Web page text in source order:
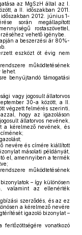
az MgSzH által az I.
a II. időszakban 2011.
2012. június 1-
során megállapított
rostaszövettel,
vehető igénybe.
a beszerzési ár 80%-
eszközt öt évig nem
működtetésének
benyújtandó támogatási
vagy jogosult állatorvos
30-a között, a II.
végzett felmérés szerinti,
hogy az igazoláson
állatorvos nevének,
a kérelmező nevének, és
nevére és címére kiállított
másolati példányát,
el, amennyiben a termék
működtetésének
– így különösen
valamint az ellenérték
szerződés, és az ez
a kérelmező nevére
igazoló bizonylat –
vonatkozó